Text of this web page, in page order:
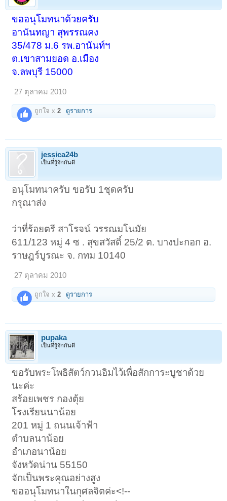
ขออนุโมทนาด้วยครับ
อานันทญา สุพรรณคง
35/478 ม.6 รพ.อานันท์ฯ
ต.เขาสามยอด อ.เมือง
จ.ลพบุรี 15000
27 ตุลาคม 2010
ถูกใจ x2 ดูรายการ
jessica24b
เป็นที่รู้จักกันดี
อนุโมทนาครับ ขอรับ 1ชุดครับ
กรุณาส่ง
ว่าที่ร้อยตรี สาโรจน์ วรรณมโนมัย
611/123 หมู่ 4 ซ . สุขสวัสดิ์ 25/2 ต. บางปะกอก อ.
ราษฎร์บูรณะ จ. กทม 10140
27 ตุลาคม 2010
ถูกใจ x2 ดูรายการ
pupaka
เป็นที่รู้จักกันดี
ขอรับพระโพธิสัตว์กวนอิมไว้เพื่อสักการะบูชาด้วย
นะค่ะ
สร้อยเพชร กองตุ้ย
โรงเรียนนาน้อย
201 หมู่ 1 ถนนเจ้าฟ้า
ตำบลนาน้อย
อำเภอนาน้อย
จังหวัดน่าน 55150
จักเป็นพระคุณอย่างสูง
ขออนุโมทนาในกุศลจิตค่ะ<!--
1 2 3 ถัดไป >